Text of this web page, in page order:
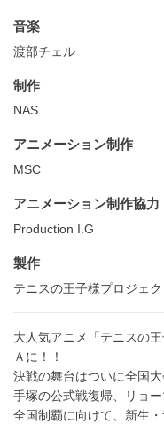
音楽
渡部チェル
制作
NAS
アニメーション制作
MSC
アニメーション制作協力
Production I.G
製作
テニスの王子様プロジェク
大人気アニメ「テニスの
Ａに！！
決戦の舞台はついに全国大
手塚の公式戦復帰、リョ
全国制覇に向けて、新生